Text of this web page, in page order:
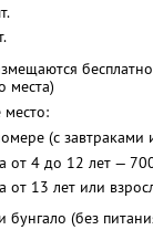
места)
(с завтраками
от 4 до 12 лет —
от 13 лет или
бунгало (без